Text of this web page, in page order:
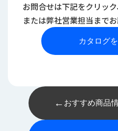
お問合せは下記をクリック
または弊社営業担当までお
カタログ
← おすすめ商品